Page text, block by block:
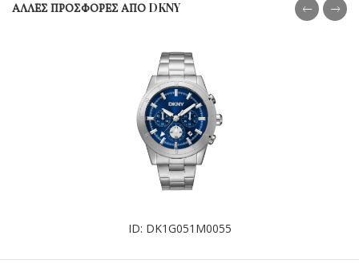
ΑΛΛΕΣ ΠΡΟΣΦΟΡΕΣ ΑΠΟ DKNY
ID: DK1G051M0055